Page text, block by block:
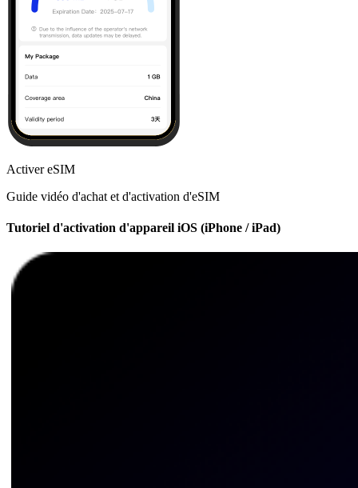
Activer eSIM
Guide vidéo d'achat et d'activation d'eSIM
Tutoriel d'activation d'appareil iOS (iPhone / iPad)